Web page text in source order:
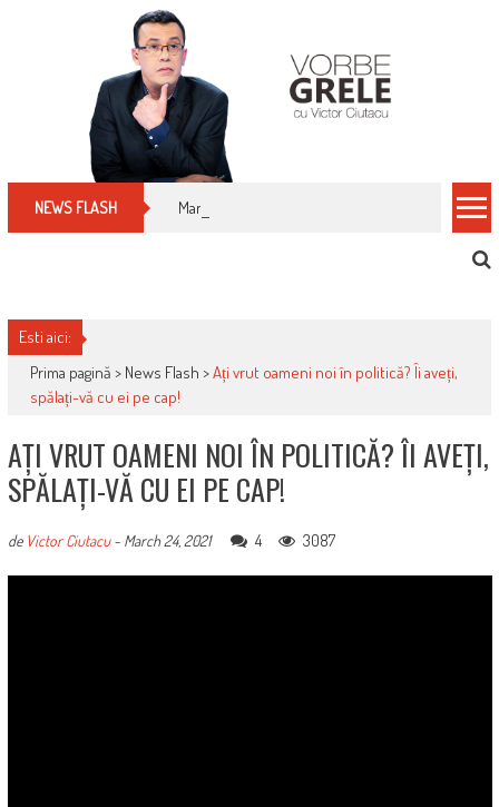
NEWS FLASH Manualul micului cititor de facturi: nu plăti
Esti aici:
Prima pagină > News Flash >Ați vrut oameni noi în politică? Îi aveți,
spălați-vă cu ei pe cap!
AȚI VRUT OAMENI NOI ÎN POLITICĂ? ÎI AVEȚI,
SPĂLAȚI-VĂ CU EI PE CAP!
de Victor Ciutacu- March 24, 2021 4 3087